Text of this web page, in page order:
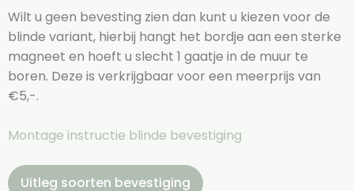
Wilt u geen bevesting zien dan kunt u kiezen voor de
blinde variant, hierbij hangt het bordje aan een sterke
magneet en hoeft u slecht 1 gaatje in de muur te
boren. Deze is verkrijgbaar voor een meerprijs van
€5,-.
Montage instructie blinde bevestiging
Uitleg soorten bevestiging